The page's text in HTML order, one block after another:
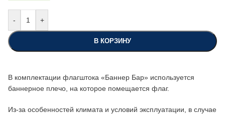
- +
В КОРЗИНУ
В комплектации флагштока «Баннер Бар» используется
баннерное плечо, на которое помещается флаг.
Из-за особенностей климата и условий эксплуатации, в случае